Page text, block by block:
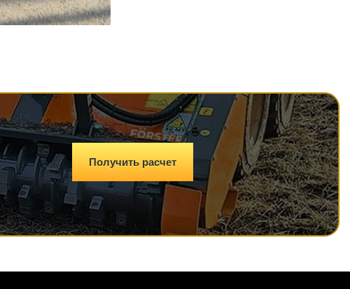
Получить расчет